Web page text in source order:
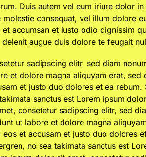
Duis autem vel eum iriure dolor
molestie consequat, vel illum dolore
et accumsan et iusto odio dignissim
delenit augue duis dolore te feugait
sadipscing elitr, sed diam
et dolore magna aliquyam erat, sed
et justo duo dolores et ea
sanctus est Lorem ipsum
consetetur sadipscing elitr, sed
ut labore et dolore magna
eos et accusam et justo duo dolores
no sea takimata sanctus est